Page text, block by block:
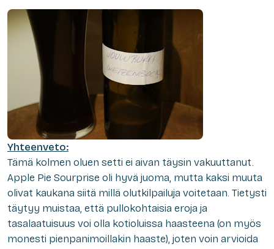
Yhteenveto:
Tämä kolmen oluen setti ei aivan täysin vakuuttanut.
Apple Pie Sourprise oli hyvä juoma, mutta kaksi muuta
olivat kaukana siitä millä olutkilpailuja voitetaan. Tietysti
täytyy muistaa, että pullokohtaisia eroja ja
tasalaatuisuus voi olla kotioluissa haasteena (on myös
monesti pienpanimoillakin haaste), joten voin arvioida